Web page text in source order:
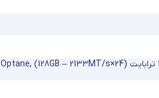
,Optane سری 100: تا 6 ترابایت (12×512GB – 2666MT/s)